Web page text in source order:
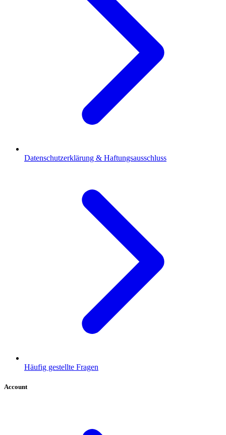
Datenschutzerklärung & Haftungsausschluss
Häufig gestellte Fragen
Account